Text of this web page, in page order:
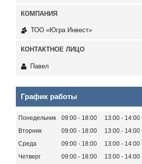
ТОО «Югра Инвест»
Павел
График работы
Понедельник 09:00 18:00 13:00
14:00
Вторник
09:00 18:00 13:00
14:00
Среда
09:00 18:00 13:00
14:00
Четверг
09:00 18:00 13:00
14:00